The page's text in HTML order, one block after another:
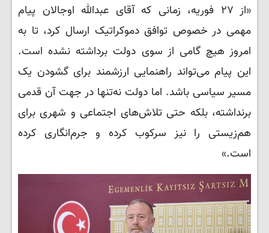
«از ۲۷ فوریه، زمانی که آقای عبدالله اوجالان پیام
مهمی در خصوص توافق دموکراتیک ارسال کرد، تا به
امروز هیچ گامی از سوی دولت برداشته نشده است.
این پیام می‌تواند راهنمایی ارزشمند برای گشودن یک
مسیر سیاسی باشد. اما دولت نه‌تنها در جهت آن قدمی
برنداشته، بلکه حتی تلاش‌های اجتماعی و شهری برای
هم‌زیستی را نیز سرکوب کرده و جرم‌انگاری کرده
است.»